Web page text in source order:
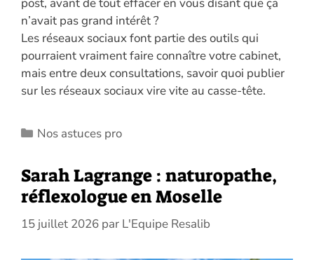
post, avant de tout effacer en vous disant que ça
n’avait pas grand intérêt ?
Les réseaux sociaux font partie des outils qui
pourraient vraiment faire connaître votre cabinet,
mais entre deux consultations, savoir quoi publier
sur les réseaux sociaux vire vite au casse-tête.
Catégories
Nos astuces pro
Sarah Lagrange : naturopathe,
réflexologue en Moselle
15 juillet 2026 par L'Equipe Resalib